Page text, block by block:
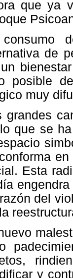
que ya
de
posible
muy
grandes
que se
Esta
del
y